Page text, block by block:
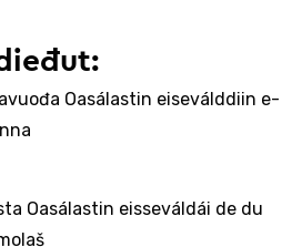
Oasálastin eiseválddiin e-
Oasálastin eisseváldái de du